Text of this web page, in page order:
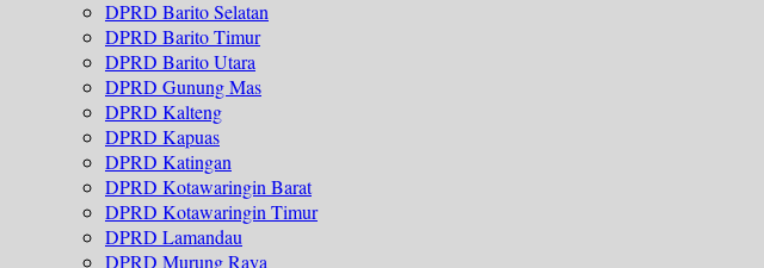
DPRD Barito Selatan
DPRD Barito Timur
DPRD Barito Utara
DPRD Gunung Mas
DPRD Kalteng
DPRD Kapuas
DPRD Katingan
DPRD Kotawaringin Barat
DPRD Kotawaringin Timur
DPRD Lamandau
DPRD Murung Raya